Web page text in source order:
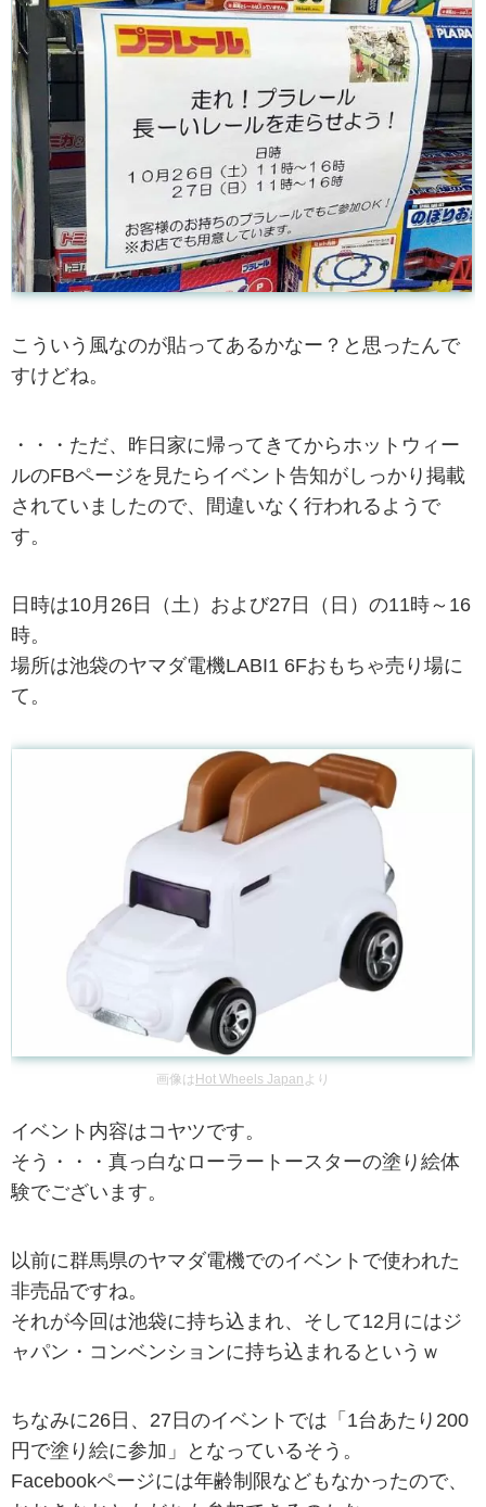
こういう風なのが貼ってあるかなー？と思ったんで
すけどね。
・・・ただ、昨日家に帰ってきてからホットウィー
ルのFBページを見たらイベント告知がしっかり掲載
されていましたので、間違いなく行われるようで
す。
日時は10月26日（土）および27日（日）の11時～16
時。
場所は池袋のヤマダ電機LABI1 6Fおもちゃ売り場に
て。
画像は Hot Wheels Japan より
イベント内容はコヤツです。
そう・・・真っ白なローラートースターの塗り絵体
験でございます。
以前に群馬県のヤマダ電機でのイベントで使われた
非売品ですね。
それが今回は池袋に持ち込まれ、そして12月にはジ
ャパン・コンベンションに持ち込まれるというｗ
ちなみに26日、27日のイベントでは「1台あたり200
円で塗り絵に参加」となっているそう。
Facebookページには年齢制限などもなかったので、